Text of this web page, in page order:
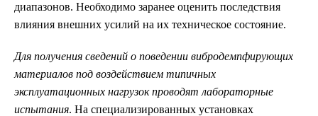
диапазонов. Необходимо заранее оценить последствия
влияния внешних усилий на их техническое состояние.
Для получения сведений о поведении вибродемпфирующих
материалов под воздействием типичных
эксплуатационных нагрузок проводят лабораторные
испытания. На специализированных установках